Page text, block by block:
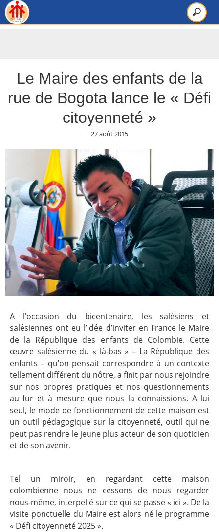
Le Maire des enfants de la
rue de Bogota lance le « Défi
citoyenneté »
27 août 2015
A l’occasion du bicentenaire, les salésiens et
salésiennes ont eu l’idée d’inviter en France le Maire
de la République des enfants de Colombie. Cette
œuvre salésienne du « là-bas » – La République des
enfants – qu’on pensait correspondre à un contexte
tellement différent du nôtre, a finit par nous rejoindre
sur nos propres pratiques et nos questionnements
au fur et à mesure que nous la connaissions. A lui
seul, le mode de fonctionnement de cette maison est
un outil pédagogique sur la citoyenneté, outil qui ne
peut pas rendre le jeune plus acteur de son quotidien
et de son avenir.
Tel un miroir, en regardant cette maison
colombienne nous ne cessons de nous regarder
nous-même, interpellé sur ce qui se passe « ici ». De la
visite ponctuelle du Maire est alors né le programme
« Défi citoyenneté 2025 ».